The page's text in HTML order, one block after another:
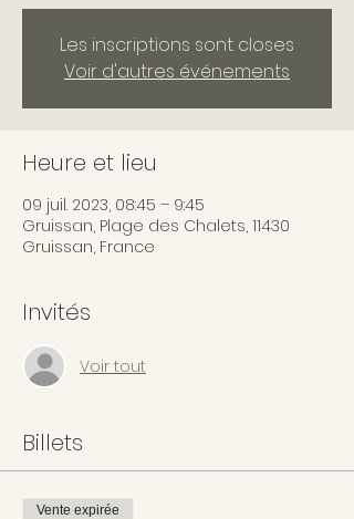
Les inscriptions sont closes
Voir d'autres événements
Heure et lieu
09 juil. 2023, 08:45 – 9:45
Gruissan, Plage des Chalets, 11430
Gruissan, France
Invités
Voir tout
Billets
Vente expirée